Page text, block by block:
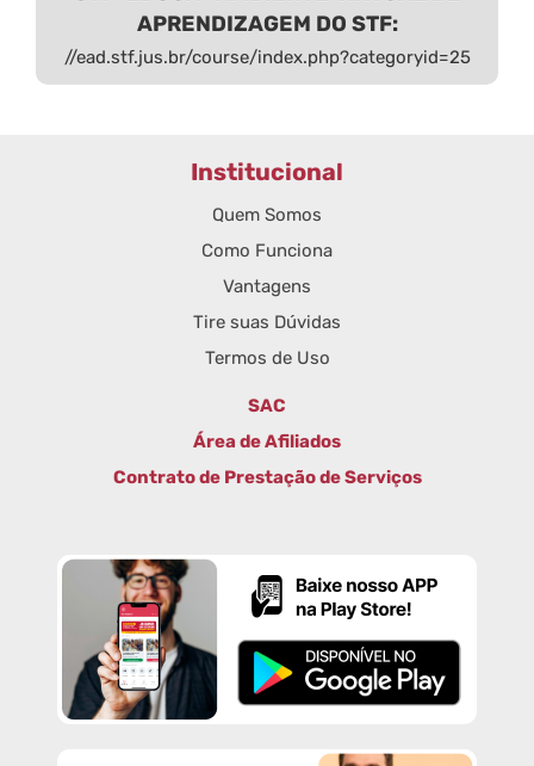
APRENDIZAGEM DO STF:
//ead.stf.jus.br/course/index.php?categoryid=25
Institucional
Quem Somos
Como Funciona
Vantagens
Tire suas Dúvidas
Termos de Uso
SAC
Área de Afiliados
Contrato de Prestação de Serviços